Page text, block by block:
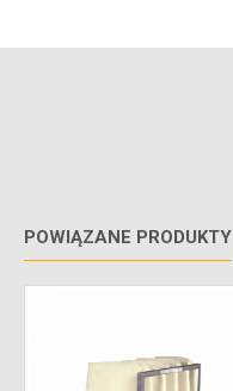
POWIĄZANE PRODUKTY